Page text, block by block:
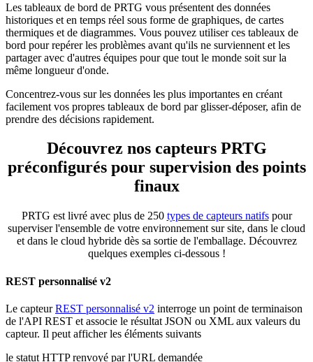
Les tableaux de bord de PRTG vous présentent des données
historiques et en temps réel sous forme de graphiques, de cartes
thermiques et de diagrammes. Vous pouvez utiliser ces tableaux de
bord pour repérer les problèmes avant qu'ils ne surviennent et les
partager avec d'autres équipes pour que tout le monde soit sur la
même longueur d'onde.
Concentrez-vous sur les données les plus importantes en créant
facilement vos propres tableaux de bord par glisser-déposer, afin de
prendre des décisions rapidement.
Découvrez nos capteurs PRTG
préconfigurés pour supervision des points
finaux
PRTG est livré avec plus de 250 types de capteurs natifspour
superviser l'ensemble de votre environnement sur site, dans le cloud
et dans le cloud hybride dès sa sortie de l'emballage. Découvrez
quelques exemples ci-dessous !
REST personnalisé v2
Le capteurREST personnalisé v2 interroge un point de terminaison
de l'API REST et associe le résultat JSON ou XML aux valeurs du
capteur. Il peut afficher les éléments suivants
le statut HTTP renvoyé par l'URL demandée